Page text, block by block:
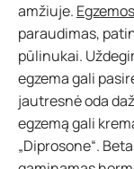
amžiuje. Egzemos
paraudimas,
pūlinukai.
egzema gali
jautresnė oda
egzemą gali
„Diprosone“.